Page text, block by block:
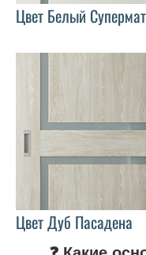
Цвет Белый Супермат
Цвет Дуб Пасадена